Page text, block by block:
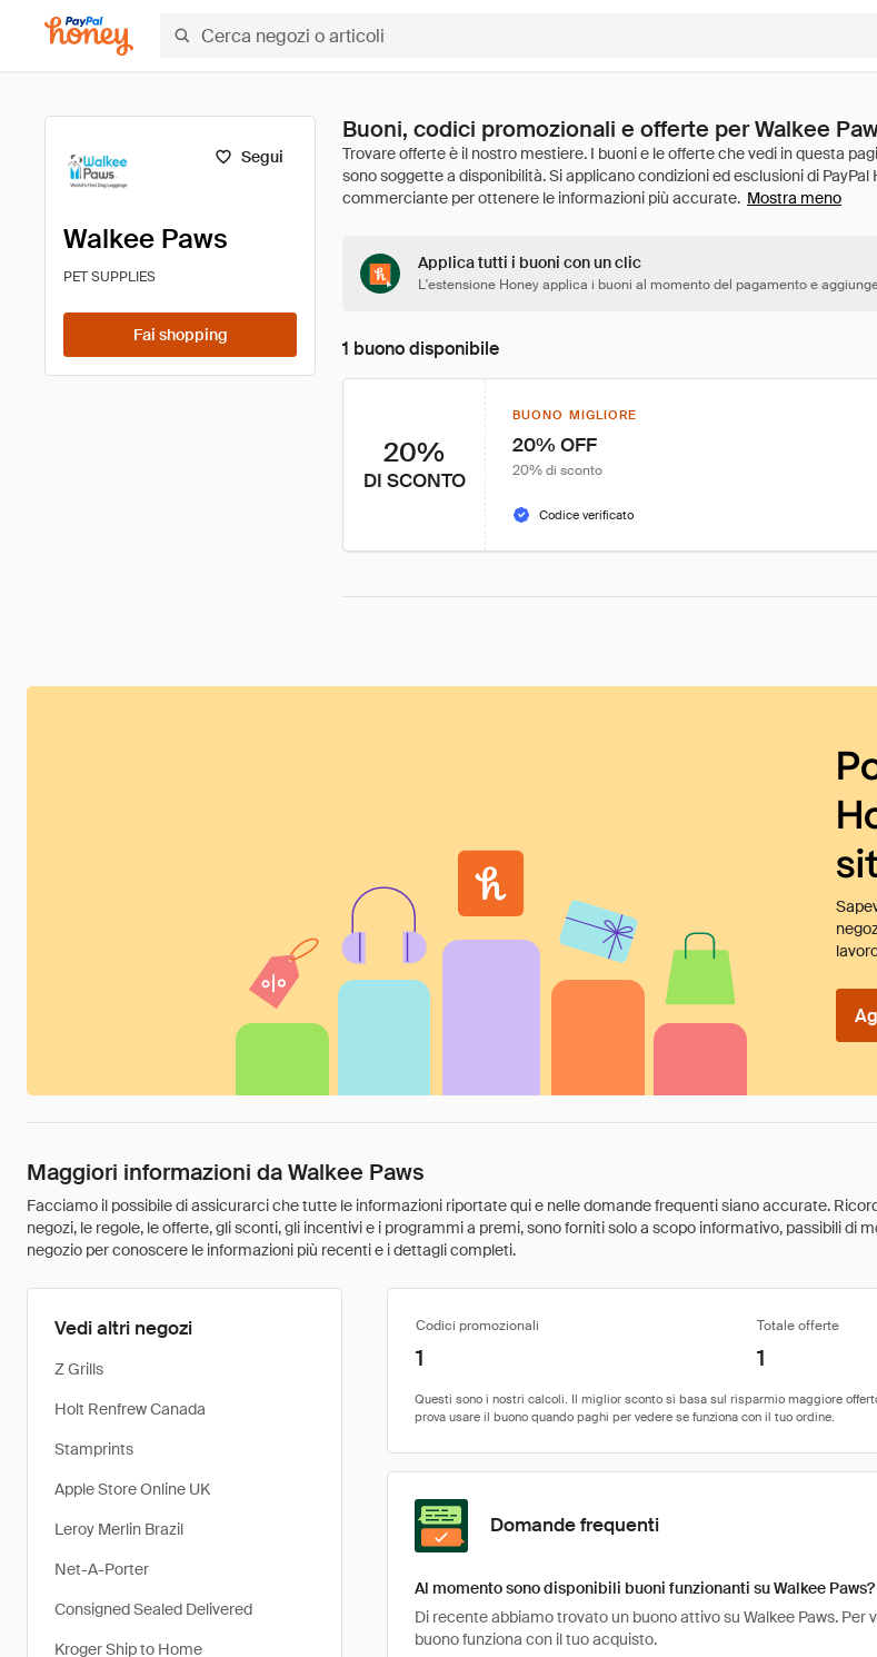
Segui
Walkee Paws
PET SUPPLIES
Fai shopping
Buoni, codici promozionali e offerte per Walkee
Mostra meno
Applica tutti i buoni con un clic
L'estensione Honey applica i buoni al momento del pagamento e
1 buono disponibile
20%
DI SCONTO
BUONO MIGLIORE
20% OFF
20% di sconto
Codice verificato
Maggiori informazioni da Walkee Paws
Facciamo il possibile di assicurarci che tutte le informazioni riportate qui e nelle domande frequenti siano accurate.
negozi, le regole, le offerte, gli sconti, gli incentivi e i programmi a premi, sono forniti solo a scopo informativo, passibili
negozio per conoscere le informazioni più recenti e i dettagli completi.
Vedi altri negozi
Z Grills
Holt Renfrew Canada
Stamprints
Apple Store Online UK
Leroy Merlin Brazil
Net-A-Porter
Consigned Sealed Delivered
Kroger Ship to Home
Codici promozionali Totale offerte
1 1
Domande frequenti
Al momento sono disponibili buoni funzionanti su Walkee Paws?
Di recente abbiamo trovato un buono attivo su Walkee Paws.
buono funziona con il tuo acquisto.